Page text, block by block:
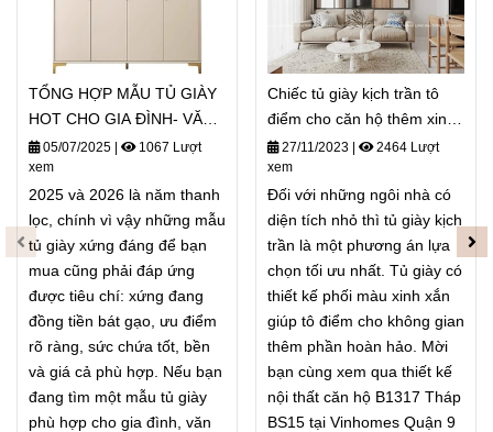
TỔNG HỢP MẪU TỦ GIÀY
HOT CHO GIA ĐÌNH- VĂN
PHÒNG- SPA- NHA KHOA
NĂM 2025-2026
05/07/2025
1067 Lượt
xem
2025 và 2026 là năm thanh
lọc, chính vì vậy những mẫu
tủ giày xứng đáng để bạn
mua cũng phải đáp ứng
được tiêu chí: xứng đang
đồng tiền bát gạo, ưu điểm
rõ ràng, sức chứa tốt, bền
và giá cả phù hợp. Nếu bạn
đang tìm một mẫu tủ giày
phù hợp cho gia đình, văn
Chiếc tủ giày kịch trần tô
điểm cho căn hộ thêm xinh
xắn hoàn hảo
27/11/2023
2464 Lượt
xem
Đối với những ngôi nhà có
diện tích nhỏ thì tủ giày kịch
trần là một phương án lựa
chọn tối ưu nhất. Tủ giày có
thiết kế phối màu xinh xắn
giúp tô điểm cho không gian
thêm phần hoàn hảo. Mời
bạn cùng xem qua thiết kế
nội thất căn hộ B1317 Tháp
BS15 tại Vinhomes Quận 9